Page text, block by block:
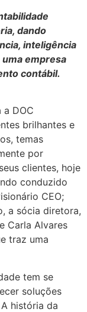
dando
inteligência
empresa
contábil.
a DOC
brilhantes e
temas
por
clientes, hoje
conduzido
CEO;
a sócia diretora,
Carla Alvares
traz uma
tem se
soluções
história da